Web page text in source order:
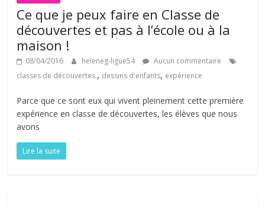
Ce que je peux faire en Classe de
découvertes et pas à l’école ou à la
maison !
08/04/2016 heleneg-ligue54
Aucun commentaire
classes de découvertes., dessins d'enfants, expérience
Parce que ce sont eux qui vivent pleinement cette première
expérience en classe de découvertes, les élèves que nous
avons
Lire la suite